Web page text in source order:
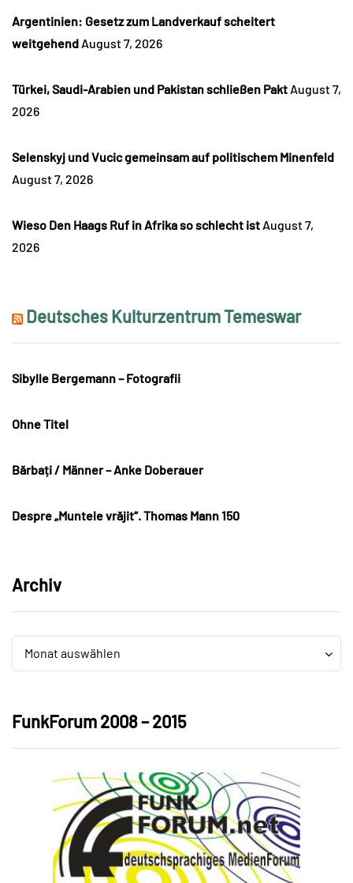
Argentinien: Gesetz zum Landverkauf scheitert
weitgehend August 7, 2026
Türkei, Saudi-Arabien und Pakistan schließen Pakt August 7,
2026
Selenskyj und Vucic gemeinsam auf politischem Minenfeld
August 7, 2026
Wieso Den Haags Ruf in Afrika so schlecht ist August 7,
2026
Deutsches Kulturzentrum Temeswar
Sibylle Bergemann – Fotografii
Ohne Titel
Bărbați / Männer – Anke Doberauer
Despre „Muntele vrăjit“. Thomas Mann 150
Archiv
Archiv
Monat auswählen
Archiv
FunkForum 2008 – 2015